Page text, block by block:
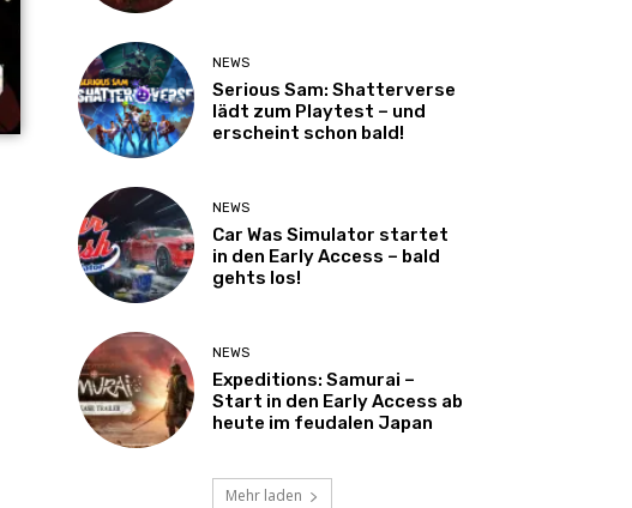
NEWS
Serious Sam: Shatterverse
lädt zum Playtest – und
erscheint schon bald!
NEWS
Car Was Simulator startet
in den Early Access – bald
gehts los!
NEWS
Expeditions: Samurai –
Start in den Early Access ab
heute im feudalen Japan
Mehr laden